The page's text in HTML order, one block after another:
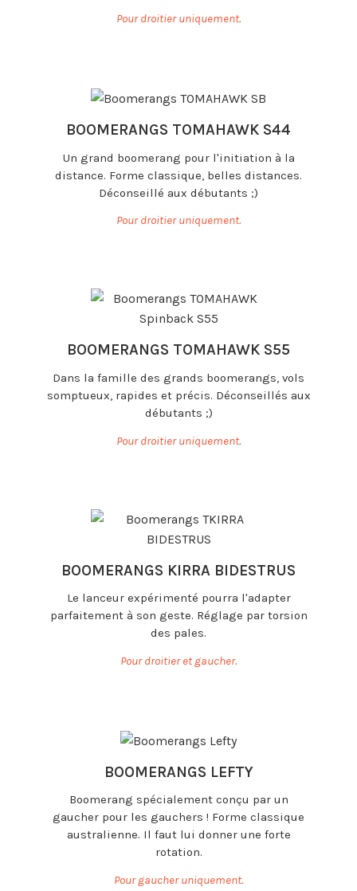
Pour droitier uniquement.
BOOMERANGS TOMAHAWK S44
Un grand boomerang pour l'initiation à la
distance. Forme classique, belles distances.
Déconseillé aux débutants ;)
Pour droitier uniquement.
BOOMERANGS TOMAHAWK S55
Dans la famille des grands boomerangs, vols
somptueux, rapides et précis. Déconseillés aux
débutants ;)
Pour droitier uniquement.
BOOMERANGS KIRRA BIDESTRUS
Le lanceur expérimenté pourra l'adapter
parfaitement à son geste. Réglage par torsion
des pales.
Pour droitier et gaucher.
BOOMERANGS LEFTY
Boomerang spécialement conçu par un
gaucher pour les gauchers ! Forme classique
australienne. Il faut lui donner une forte
rotation.
Pour gaucher uniquement.